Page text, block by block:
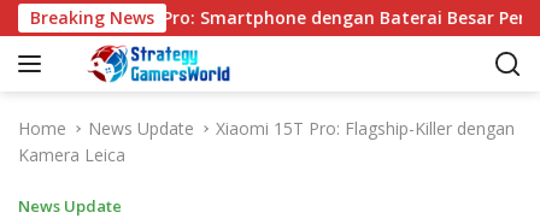
k
Breaking News
VIVO Y31d Pro: Smartphone dengan Baterai Besar
Home News Update
Xiaomi 15T Pro: Flagship-Killer dengan
Kamera Leica
News Update